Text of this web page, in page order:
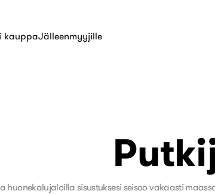
kauppaJälleenmyyjille
huonekalujaloilla sisustuksesi seisoo vakaasti